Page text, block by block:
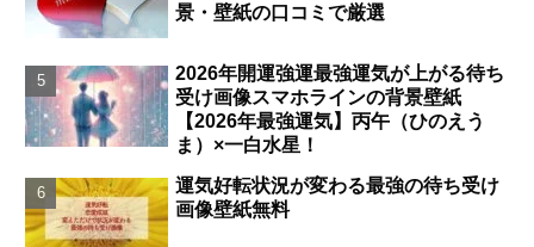
景・壁紙の口コミで厳選
2026年開運強運最強運気が上がる待ち
受け画像スマホラインの背景壁紙
【2026年最強運気】丙午（ひのえう
ま）×一白水星！
運気好転状況が変わる最強の待ち受け
画像壁紙無料